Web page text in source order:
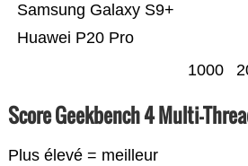
Huawei P20 Pro
Samsung Galaxy S9+
1000
Score Geekbench 4 Multi-
Plus élevé = meilleur